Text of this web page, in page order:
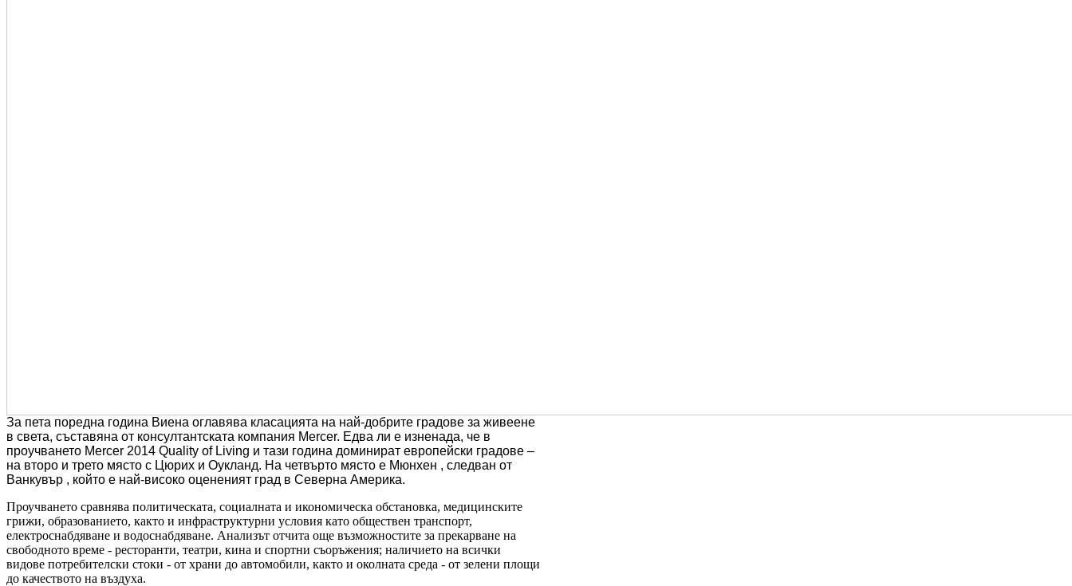
За пета поредна година Виена оглавява класацията на най-добрите градове за живеене
в света, съставяна от консултантската компания Mercer. Едва ли е изненада, че в
проучването Mercer 2014 Quality of Living и тази година доминират европейски градове –
на второ и трето място с Цюрих и Оукланд. На четвърто място е Мюнхен , следван от
Ванкувър , който е най-високо оцененият град в Северна Америка.
Проучването сравнява политическата, социалната и икономическа обстановка, медицинските
грижи, образованието, както и инфраструктурни условия като обществен транспорт,
електроснабдяване и водоснабдяване. Анализът отчита още възможностите за прекарване на
свободното време - ресторанти, театри, кина и спортни съоръжения; наличието на всички
видове потребителски стоки - от храни до автомобили, както и околната среда - от зелени площи
до качеството на въздуха.